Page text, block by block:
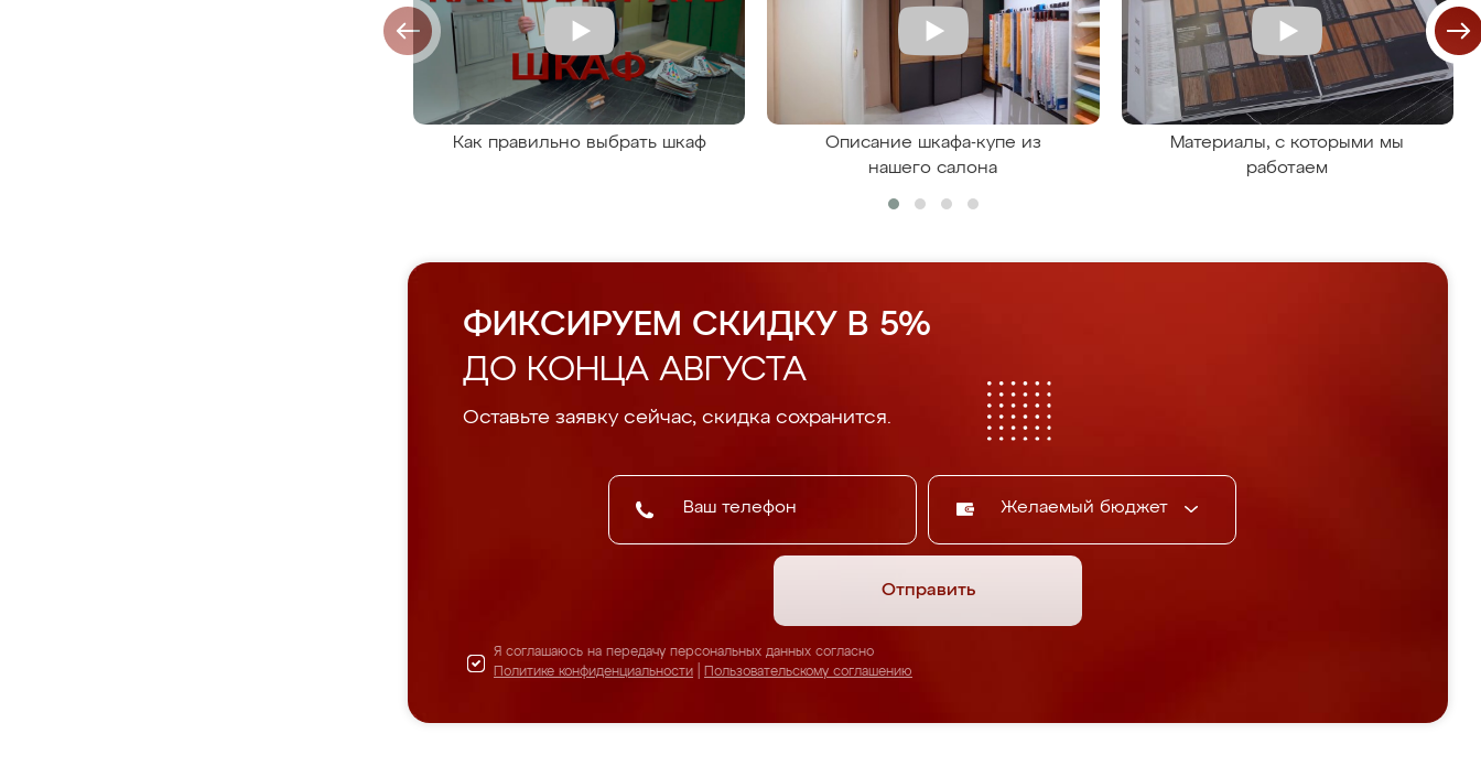
Как правильно выбрать шкаф
Описание шкафа-купе из
нашего салона
Материалы, с которыми мы
работаем
ФИКСИРУЕМ СКИДКУ В 5%
ДО КОНЦА АВГУСТА
Оставьте заявку сейчас, скидка сохранится.
Желаемый бюджет
Отправить
Я соглашаюсь на передачу персональных данных согласно
Политике конфиденциальности
Пользовательскому соглашению